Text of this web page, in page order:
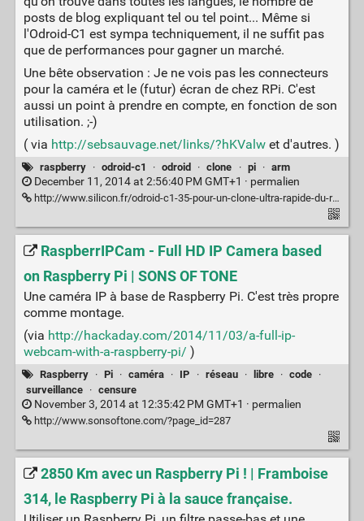
posts de blog expliquant tel ou tel point... Même si
l'Odroid-C1 est sympa techniquement, il ne suffit pas
que de performances pour gagner un marché.
Une bête observation : Je ne vois pas les connecteurs
pour la caméra et le (futur) écran de chez RPi. C'est
aussi un point à prendre en compte, en fonction de son
utilisation. ;-)
( via http://sebsauvage.net/links/?hKValwet d'autres. )
raspberry · odroid-c1 · odroid · clone · pi · arm
December 11, 2014 at 2:56:40 PM GMT+1 · permalien
http://www.silicon.fr/odroid-c1-35-pour-un-clone-ultra-rapide-du-raspberry-pi-103983.html
RaspberrIPCam - Full HD IP Camera based
on Raspberry Pi | SONS OF TONE
Une caméra IP à base de Raspberry Pi. C'est très propre
comme montage.
(via http://hackaday.com/2014/11/03/a-full-ip-
webcam-with-a-raspberry-pi/ )
Raspberry · Pi · caméra · IP · réseau · libre · code ·
surveillance
· censure
November 3, 2014 at 12:35:42 PM GMT+1 · permalien
http://www.sonsoftone.com/?page_id=287
2850 Km avec un Raspberry Pi ! | Framboise
314, le Raspberry Pi à la sauce française.